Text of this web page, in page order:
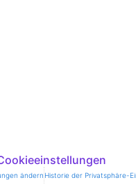
ändernHistorie der Privatsphäre-